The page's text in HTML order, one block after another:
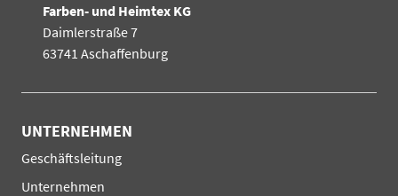
Farben- und Heimtex KG
Daimlerstraße 7
63741 Aschaffenburg
UNTERNEHMEN
Navigation
überspringen
Geschäftsleitung
Unternehmen